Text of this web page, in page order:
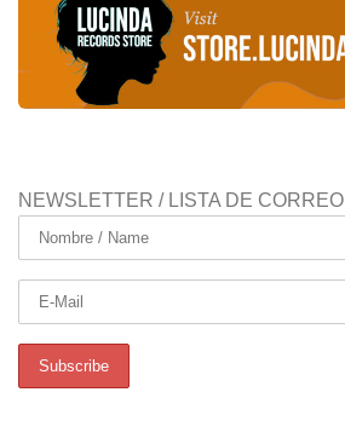
NEWSLETTER / LISTA DE CORREO